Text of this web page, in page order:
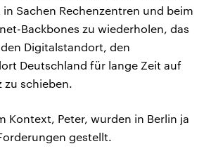
in Sachen Rechenzentren und beim
Backbones zu wiederholen, das
Digitalstandort, den
Deutschland für lange Zeit auf
zu schieben.
Kontext, Peter, wurden in Berlin ja
gestellt.